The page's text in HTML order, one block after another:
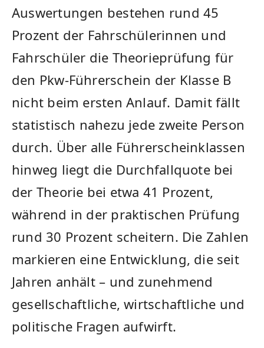
Auswertungen bestehen rund 45
Prozent der Fahrschülerinnen und
Fahrschüler die Theorieprüfung für
den Pkw-Führerschein der Klasse B
nicht beim ersten Anlauf. Damit fällt
statistisch nahezu jede zweite Person
durch. Über alle Führerscheinklassen
hinweg liegt die Durchfallquote bei
der Theorie bei etwa 41 Prozent,
während in der praktischen Prüfung
rund 30 Prozent scheitern. Die Zahlen
markieren eine Entwicklung, die seit
Jahren anhält – und zunehmend
gesellschaftliche, wirtschaftliche und
politische Fragen aufwirft.